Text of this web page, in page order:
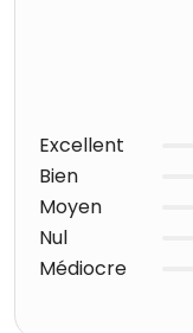
Excellent
Bien
Moyen
Nul
Médiocre